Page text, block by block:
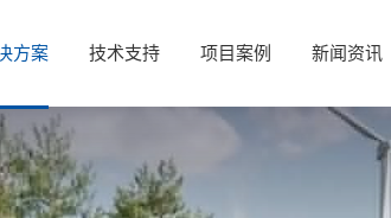
方案 技术支持 项目案例 新闻资讯